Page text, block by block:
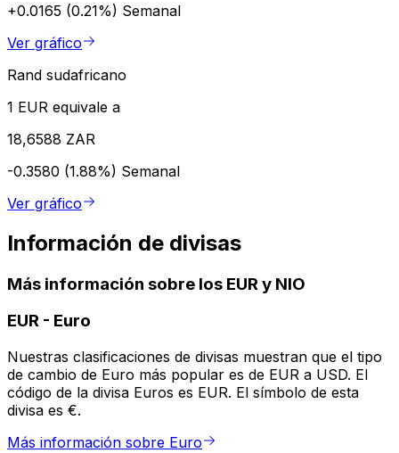
+0.0165 (0.21%) Semanal
Ver gráfico
Rand sudafricano
1 EUR equivale a
18,6588 ZAR
-0.3580 (1.88%) Semanal
Ver gráfico
Información de divisas
Más información sobre los EUR y NIO
EUR - Euro
Nuestras clasificaciones de divisas muestran que el tipo
de cambio de Euro más popular es de EUR a USD. El
código de la divisa Euros es EUR. El símbolo de esta
divisa es €.
Más información sobre Euro